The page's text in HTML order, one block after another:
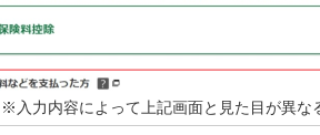
※入力内容によって上記画面と見た目が異な